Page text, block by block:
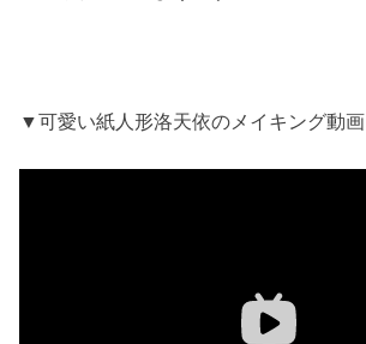
▼可愛い紙人形洛天依のメイキング動画